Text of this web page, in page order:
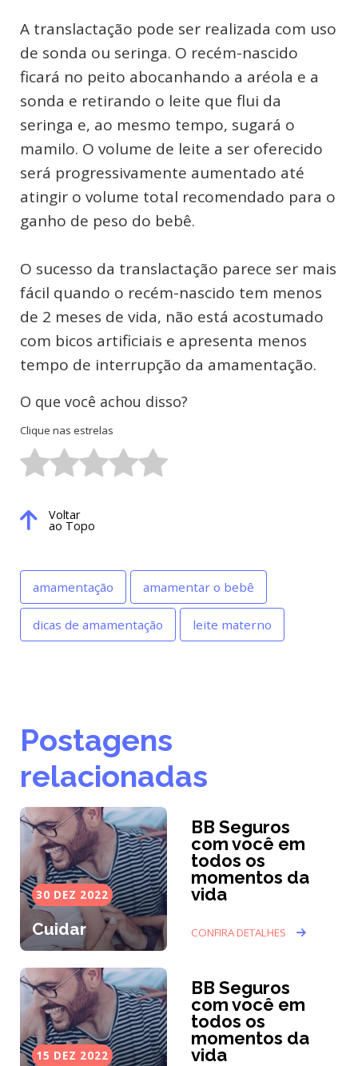
A translactação pode ser realizada com uso
de sonda ou seringa. O recém-nascido
ficará no peito abocanhando a aréola e a
sonda e retirando o leite que flui da
seringa e, ao mesmo tempo, sugará o
mamilo. O volume de leite a ser oferecido
será progressivamente aumentado até
atingir o volume total recomendado para o
ganho de peso do bebê.
O sucesso da translactação parece ser mais
fácil quando o recém-nascido tem menos
de 2 meses de vida, não está acostumado
com bicos artificiais e apresenta menos
tempo de interrupção da amamentação.
O que você achou disso?
Clique nas estrelas
Voltar
ao Topo
amamentação amamentar o bebê
dicas de amamentação leite materno
Postagens
relacionadas
30 DEZ 2022
Cuidar
BB Seguros
com você em
todos os
momentos da
vida
CONFIRA DETALHES
15 DEZ 2022
BB Seguros
com você em
todos os
momentos da
vida